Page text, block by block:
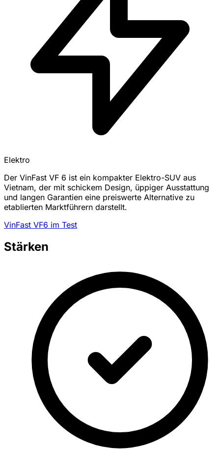
Elektro
Der VinFast VF 6 ist ein kompakter Elektro-SUV aus
Vietnam, der mit schickem Design, üppiger Ausstattung
und langen Garantien eine preiswerte Alternative zu
etablierten Marktführern darstellt.
VinFast VF6 im Test
Stärken